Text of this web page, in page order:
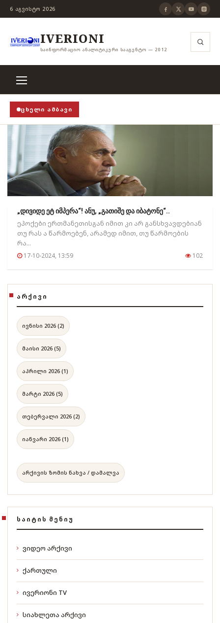
6 ᲐᲒᲕᲘᲡᲢᲝ 2026
IVERIONI
ᲡᲐᲘᲜᲤᲝᲠᲛᲐᲪᲘᲝ ᲐᲜᲐᲚᲘᲢᲘᲙᲣᲠᲘ ᲡᲐᲐᲒᲔᲜᲢᲝ — 2012
ᲪᲮᲔᲚᲘ ᲐᲛᲑᲐᲕᲘ
STOP! STOP!› როცა თვითცენზურის ჭანჭიკი
„დივიდე ეტ იმპერა“! ანუ, „გათიშე და იბატონე“..
ეპოქები ერთმანეთისგან იმით კი არ განსხვავდებიან
თუ რას ა წარმოებენ, არამედ იმით, თუ წარმოების
რა...
17-10-2024, 13:59 102
ᲐᲠᲥᲘᲕᲘ
ივნისი 2026 (2)
მაისი 2026 (5)
აპრილი 2026 (1)
მარტი 2026 (5)
თებერვალი 2026 (2)
იანვარი 2026 (1)
არქივის ზომის ნახვა / დამალვა
ᲡᲐᲘᲢᲘᲡ ᲛᲔᲜᲘᲣ
ვიდეო არქივი
ქართული
ივერიონი TV
სიახლეთა არქივი